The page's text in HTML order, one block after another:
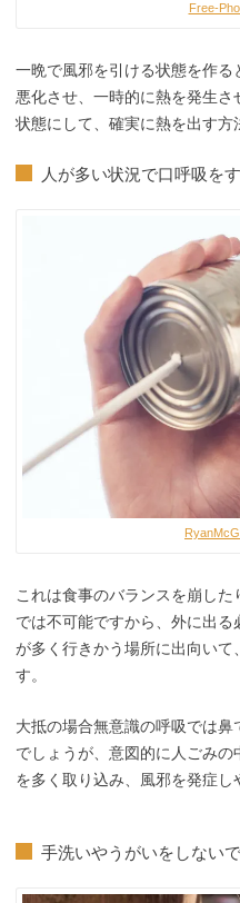
Free-
一晩で風邪を引ける状態を作
悪化させ、一時的に熱を発生
状態にして、確実に熱を出す方
人が多い状況で口呼吸を
これは食事のバランスを崩し
では不可能ですから、外に出
が多く行きかう場所に出向い
す。
大抵の場合無意識の呼吸では
でしょうが、意図的に人ごみ
を多く取り込み、風邪を発症し
手洗いやうがいをしない